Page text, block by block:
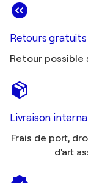
Retours gratuits
Retour possible
Livraison
Frais de port,
d'art